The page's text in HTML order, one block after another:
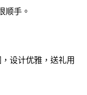
顺手。
设计优雅，送礼用